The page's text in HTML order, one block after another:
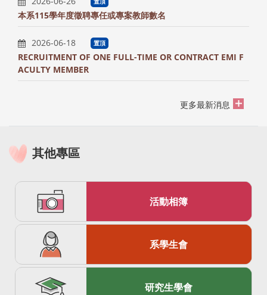
本系115學年度徵聘專任或專案教師數名
2026-06-18 置頂
RECRUITMENT OF ONE FULL-TIME OR CONTRACT EMI F
ACULTY MEMBER
更多最新消息
其他專區
活動相簿
系學生會
研究生學會